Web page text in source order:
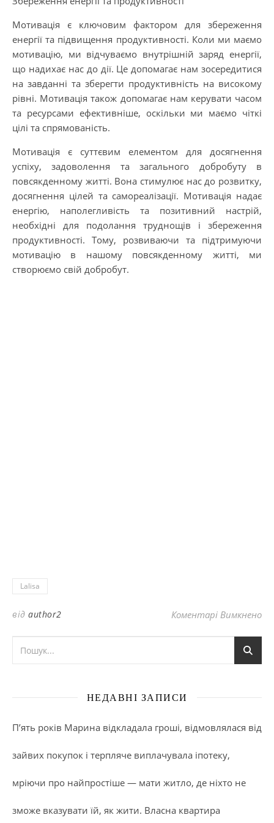
Мотивація є ключовим фактором для збереження
енергії та підвищення продуктивності. Коли ми маємо
мотивацію, ми відчуваємо внутрішній заряд енергії,
що надихає нас до дії. Це допомагає нам зосередитися
на завданні та зберегти продуктивність на високому
рівні. Мотивація також допомагає нам керувати часом
та ресурсами ефективніше, оскільки ми маємо чіткі
цілі та спрямованість.
Мотивація є суттєвим елементом для досягнення
успіху, задоволення та загального добробуту в
повсякденному житті. Вона стимулює нас до розвитку,
досягнення цілей та самореалізації. Мотивація надає
енергію, наполегливість та позитивний настрій,
необхідні для подолання труднощів і збереження
продуктивності. Тому, розвиваючи та підтримуючи
мотивацію в нашому повсякденному житті, ми
створюємо свій добробут.
Lalisa
від author2 Коментарі Вимкненодо
НЕДАВНІ ЗАПИСИ
П’ять років Марина відкладала гроші, відмовлялася від
зайвих покупок і терпляче виплачувала іпотеку,
мріючи про найпростіше — мати житло, де ніхто не
зможе вказувати їй, як жити. Власна квартира